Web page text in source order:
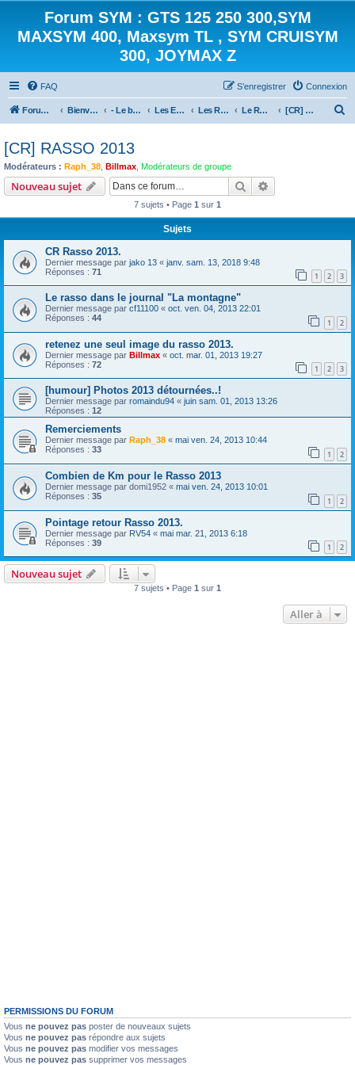
Forum SYM : GTS 125 250 300,SYM
MAXSYM 400, Maxsym TL , SYM CRUISYM
300, JOYMAX Z
FAQ Connexion
S’enregistrer
Forum des scooters SYM - GTS -MAXSYM - CRUISYM - JOYMAX - Maxsym TL Bienvenue sur le forum des scooters de la gamme SYM - Le bistrot - Les Evénements Les Rassemblements [archives] Le RASSO 2013 [CR] RASSO 2013
h
r
[CR] RASSO 2013
Modérateurs : Raph_38 Billmax Modérateurs de groupe
Nouveau sujet Rechercher
7 sujets • Page 1 sur 1
Sujets
CR Rasso 2013.
Dernier message par jako 13 « janv. sam. 13, 2018 9:48
Réponses : 71 1 2 3
Le rasso dans le journal "La montagne"
Dernier message par cf11100 « oct. ven. 04, 2013 22:01
Réponses : 44 1 2
retenez une seul image du rasso 2013.
Dernier message par Billmax « oct. mar. 01, 2013 19:27
Réponses : 72 1 2 3
[humour] Photos 2013 détournées..!
Dernier message par romaindu94 « juin sam. 01, 2013 13:26
Réponses : 12
Remerciements
Dernier message par Raph_38 « mai ven. 24, 2013 10:44
Réponses : 33 1 2
Combien de Km pour le Rasso 2013
Dernier message par domi1952 « mai ven. 24, 2013 10:01
Réponses : 35 1 2
Pointage retour Rasso 2013.
Dernier message par RV54 « mai mar. 21, 2013 6:18
Réponses : 39 1 2
Nouveau sujet
7 sujets • Page 1 sur 1
Aller à
PERMISSIONS DU FORUM
Vous ne pouvez pas poster de nouveaux sujets
Vous ne pouvez pas répondre aux sujets
Vous ne pouvez pas modifier vos messages
Vous ne pouvez pas supprimer vos messages